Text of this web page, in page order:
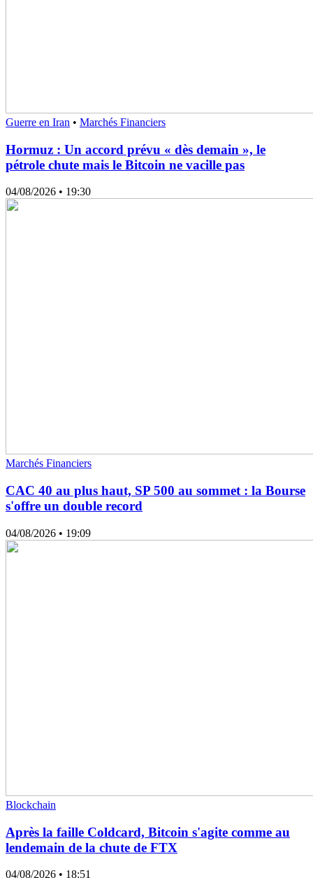
Guerre en Iran • Marchés Financiers
Hormuz : Un accord prévu « dès demain », le
pétrole chute mais le Bitcoin ne vacille pas
04/08/2026 • 19:30
Marchés Financiers
CAC 40 au plus haut, SP 500 au sommet : la Bourse
s'offre un double record
04/08/2026 • 19:09
Blockchain
Après la faille Coldcard, Bitcoin s'agite comme au
lendemain de la chute de FTX
04/08/2026 • 18:51